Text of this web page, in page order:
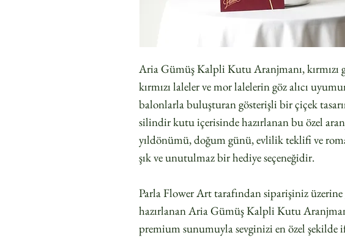
Aria Gümüş Kalpli Kutu Aranjmanı, kırmızı
kırmızı laleler ve mor lalelerin göz alıcı
balonlarla buluşturan gösterişli bir çiçek
silindir kutu içerisinde hazırlanan bu özel
yıldönümü, doğum günü, evlilik teklifi ve
şık ve unutulmaz bir hediye seçeneğidir.
Parla Flower Art tarafından siparişiniz
hazırlanan Aria Gümüş Kalpli Kutu
premium sunumuyla sevginizi en özel şekilde